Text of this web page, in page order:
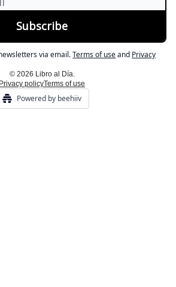
via email.Terms of useand Privacy
© 2026 Libro al Día.
Privacy policyTerms of use
Powered by beehiiv